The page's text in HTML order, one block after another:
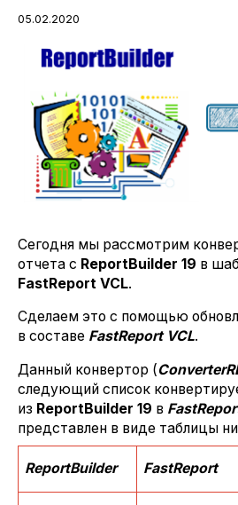
05.02.2020
Сегодня мы рассмотрим
отчета с ReportBuilder 19 в
FastReport VCL.
Сделаем это с помощью
в составе FastReport VCL.
Данный конвертор (
следующий список
из ReportBuilder 19 в
представлен в виде таблицы
ReportBuilder FastReport